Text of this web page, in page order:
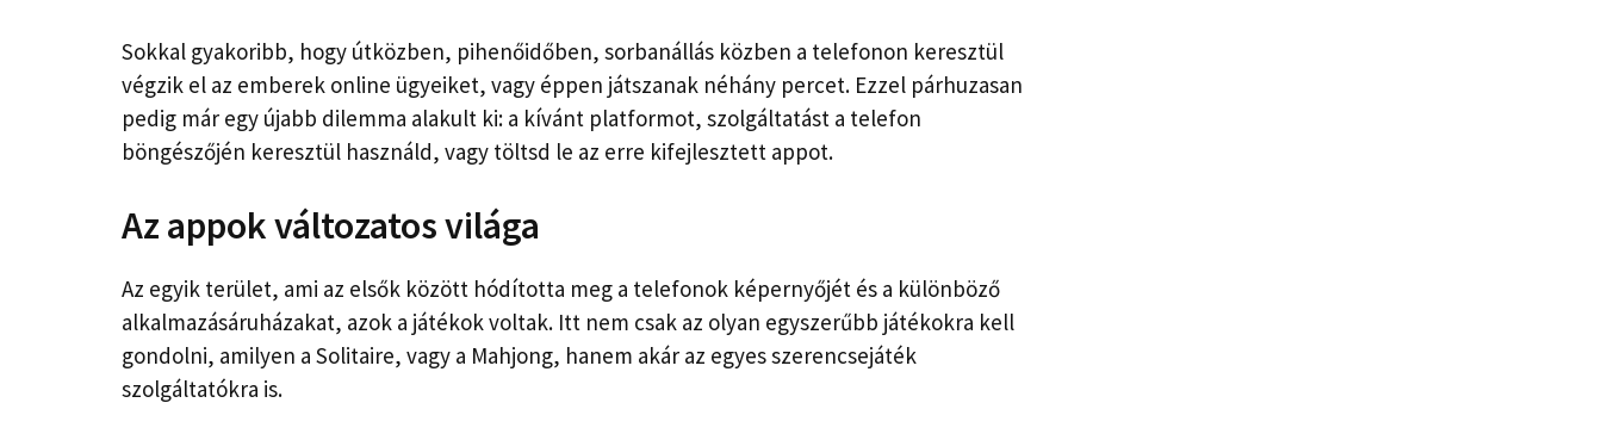
Sokkal gyakoribb, hogy útközben, pihenőidőben, sorbanállás közben a telefonon keresztül
végzik el az emberek online ügyeiket, vagy éppen játszanak néhány percet. Ezzel párhuzasan
pedig már egy újabb dilemma alakult ki: a kívánt platformot, szolgáltatást a telefon
böngészőjén keresztül használd, vagy töltsd le az erre kifejlesztett appot.
Az appok változatos világa
Az egyik terület, ami az elsők között hódította meg a telefonok képernyőjét és a különböző
alkalmazásáruházakat, azok a játékok voltak. Itt nem csak az olyan egyszerűbb játékokra kell
gondolni, amilyen a Solitaire, vagy a Mahjong, hanem akár az egyes szerencsejáték
szolgáltatókra is.